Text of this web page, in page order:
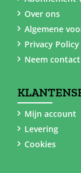
Over ons
Algemene
Privacy Policy
Neem
Mijn account
Levering
Cookies